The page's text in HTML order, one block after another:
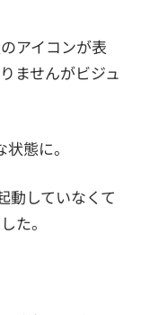
アイコンが表
ませんがビジュ
態に。
動していなくて
た。